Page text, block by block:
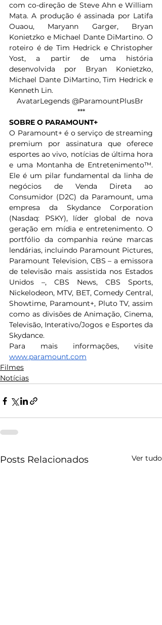
com co-direção de Steve Ahn e William
Mata. A produção é assinada por Latifa
Ouaou, Maryann Garger, Bryan
Konietzko e Michael Dante DiMartino. O
roteiro é de Tim Hedrick e Christopher
Yost, a partir de uma história
desenvolvida por Bryan Konietzko,
Michael Dante DiMartino, Tim Hedrick e
Kenneth Lin.
AvatarLegends @ParamountPlusBr
***
SOBRE O PARAMOUNT+
O Paramount+ é o serviço de streaming
premium por assinatura que oferece
esportes ao vivo, notícias de última hora
e uma Montanha de Entretenimento™.
Ele é um pilar fundamental da linha de
negócios de Venda Direta ao
Consumidor (D2C) da Paramount, uma
empresa da Skydance Corporation
(Nasdaq: PSKY), líder global de nova
geração em mídia e entretenimento. O
portfólio da companhia reúne marcas
lendárias, incluindo Paramount Pictures,
Paramount Television, CBS – a emissora
de televisão mais assistida nos Estados
Unidos –, CBS News, CBS Sports,
Nickelodeon, MTV, BET, Comedy Central,
Showtime, Paramount+, Pluto TV, assim
como as divisões de Animação, Cinema,
Televisão, Interativo/Jogos e Esportes da
Skydance.
www.paramount.com
Filmes
Notícias
Posts Relacionados Ver tudo